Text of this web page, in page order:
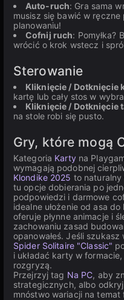
Auto-ruch: Gra sama
musisz się bawić w ręczne
planowaniu!
Cofnij ruch: Pomyłka?
wrócić o krok wstecz i
Sterowanie
Kliknięcie / Dotknięcie
kartę lub cały stos w
Kliknięcie / Dotknięcie
na stole robi się pusto.
Gry, które mogą
Kategoria Kartyna
wymagają podobnej
Klondike 2025 to naturalny
tu opcje dobierania po
podpowiedzi i darmowe
idealne ułożenie od asa do
oferuje płynne animacje i
zachowaniu zasad
opanowałeś. Jeśli
Spider Solitaire "Classic"
i układać karty w
rozgryzą.
Przejrzyj tag Na PC, aby
strategicznych, albo odkryj
mnóstwo wariacji na